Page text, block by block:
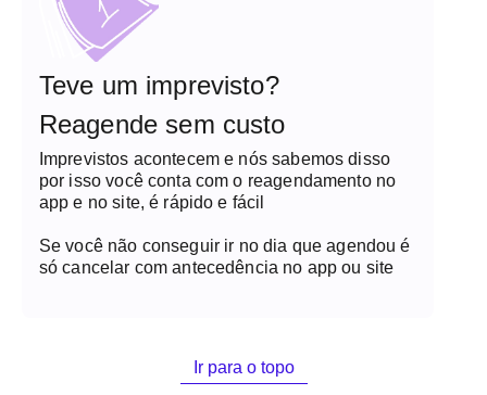
Teve um imprevisto?
Reagende sem custo
Imprevistos acontecem e nós sabemos disso
por isso você conta com o reagendamento no
app e no site, é rápido e fácil
Se você não conseguir ir no dia que agendou é
só cancelar com antecedência no app ou site
Ir para o topo